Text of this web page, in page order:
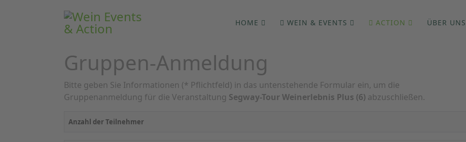
HOME WEIN & EVENTS ACTION ÜBER UNS
Gruppen-Anmeldung
Bitte geben Sie Informationen (* Pflichtfeld) in das untenstehende Formular ein, um die
Gruppenanmeldung für die Veranstaltung Segway-Tour Weinerlebnis Plus (6) abzuschließen.
Anzahl der Teilnehmer